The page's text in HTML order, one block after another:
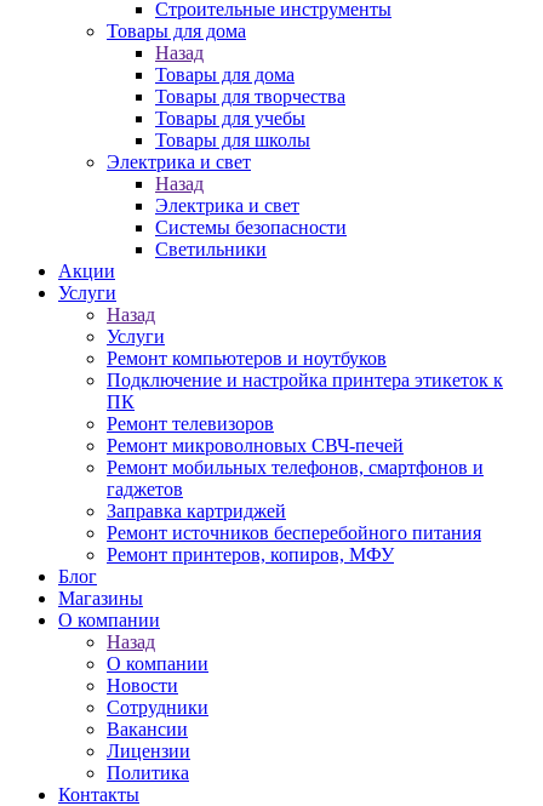
Строительные инструменты
Товары для дома
Назад
Товары для дома
Товары для творчества
Товары для учебы
Товары для школы
Электрика и свет
Назад
Электрика и свет
Системы безопасности
Светильники
Акции
Услуги
Назад
Услуги
Ремонт компьютеров и ноутбуков
Подключение и настройка принтера этикеток к
ПК
Ремонт телевизоров
Ремонт микроволновых СВЧ-печей
Ремонт мобильных телефонов, смартфонов и
гаджетов
Заправка картриджей
Ремонт источников бесперебойного питания
Ремонт принтеров, копиров, МФУ
Блог
Магазины
О компании
Назад
О компании
Новости
Сотрудники
Вакансии
Лицензии
Политика
Контакты